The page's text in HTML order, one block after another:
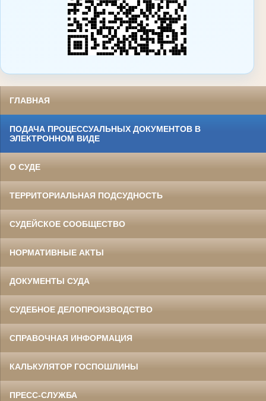
ГЛАВНАЯ
ПОДАЧА ПРОЦЕССУАЛЬНЫХ ДОКУМЕНТОВ В
ЭЛЕКТРОННОМ ВИДЕ
О СУДЕ
ТЕРРИТОРИАЛЬНАЯ ПОДСУДНОСТЬ
СУДЕЙСКОЕ СООБЩЕСТВО
НОРМАТИВНЫЕ АКТЫ
ДОКУМЕНТЫ СУДА
СУДЕБНОЕ ДЕЛОПРОИЗВОДСТВО
СПРАВОЧНАЯ ИНФОРМАЦИЯ
КАЛЬКУЛЯТОР ГОСПОШЛИНЫ
ПРЕСС-СЛУЖБА